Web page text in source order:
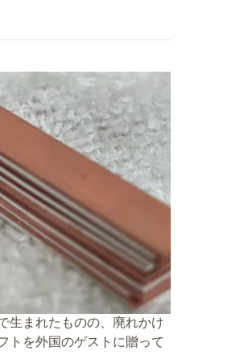
生まれたものの、廃れかけ
トを外国のゲストに贈って